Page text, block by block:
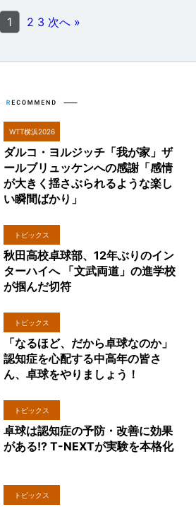
1 2 3 次へ »
WTT横浜2026
ダルコ・ヨルジッチ「我が家」ザ
ールブリュッケンへの感謝「感情
が大きく揺さぶられるような楽し
い瞬間ばかり」
トピックス
秋田高校卓球部、12年ぶりのイン
ターハイへ 「文武両道」の進学校
が掴んだ切符
トピックス
「なるほど、だから卓球なのか」
認知症を心配する中高年の皆さ
ん、卓球をやりましょう！
トピックス
卓球は認知症の予防・改善に効果
がある!? T-NEXTが実験を本格化
トピックス